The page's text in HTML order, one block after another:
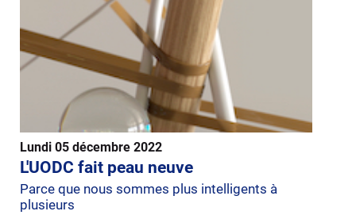
Lundi 05 décembre 2022
L'UODC fait peau neuve
Parce que nous sommes plus intelligents à
plusieurs